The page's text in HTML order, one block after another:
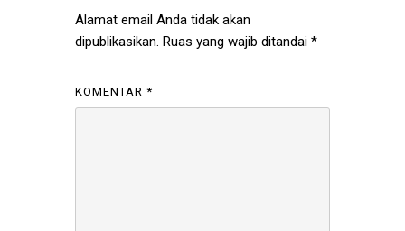
Alamat email Anda tidak akan
dipublikasikan. Ruas yang wajib ditandai *
KOMENTAR *